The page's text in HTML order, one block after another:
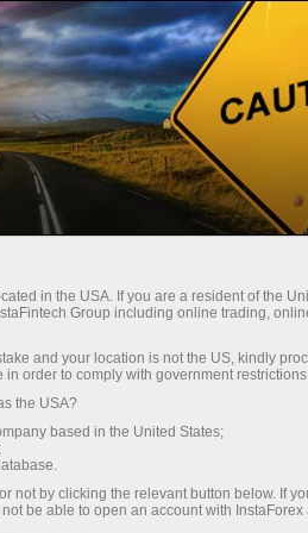
сиз ҳақиқатан
гача кредит
энг яхши
бири,
ва
савдо қилиш
учун
in the USA. If you are a resident of the
Group including online trading,
and your location is not the US, kindly
order to comply with government
the USA?
based in the United States;
not by clicking the relevant button below. If
be able to open an account with InstaForex